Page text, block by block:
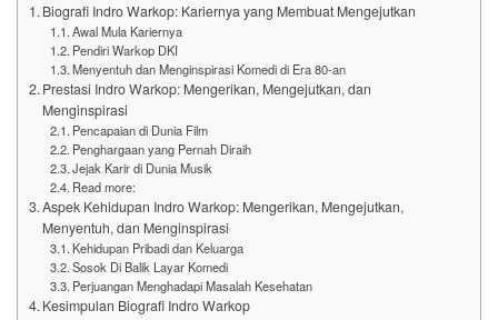
Biografi Indro Warkop: Kariernya yang Membuat Mengejutkan
Awal Mula Kariernya
Pendiri Warkop DKI
Menyentuh dan Menginspirasi Komedi di Era 80-an
Prestasi Indro Warkop: Mengerikan, Mengejutkan, dan
Menginspirasi
Pencapaian di Dunia Film
Penghargaan yang Pernah Diraih
Jejak Karir di Dunia Musik
Read more:
Aspek Kehidupan Indro Warkop: Mengerikan, Mengejutkan,
Menyentuh, dan Menginspirasi
Kehidupan Pribadi dan Keluarga
Sosok Di Balik Layar Komedi
Perjuangan Menghadapi Masalah Kesehatan
Kesimpulan Biografi Indro Warkop